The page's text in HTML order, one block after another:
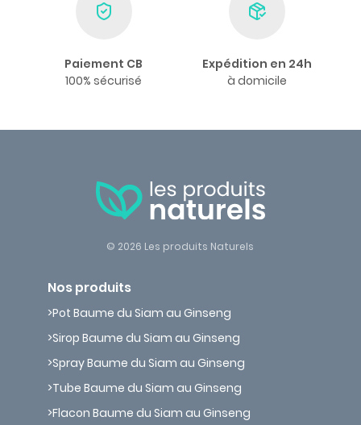
Paiement CB
100% sécurisé
Expédition en 24h
à domicile
© 2026 Les produits Naturels
Nos produits
Pot Baume du Siam au Ginseng
Sirop Baume du Siam au Ginseng
Spray Baume du Siam au Ginseng
Tube Baume du Siam au Ginseng
Flacon Baume du Siam au Ginseng